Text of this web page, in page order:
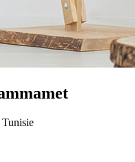
Tunisie